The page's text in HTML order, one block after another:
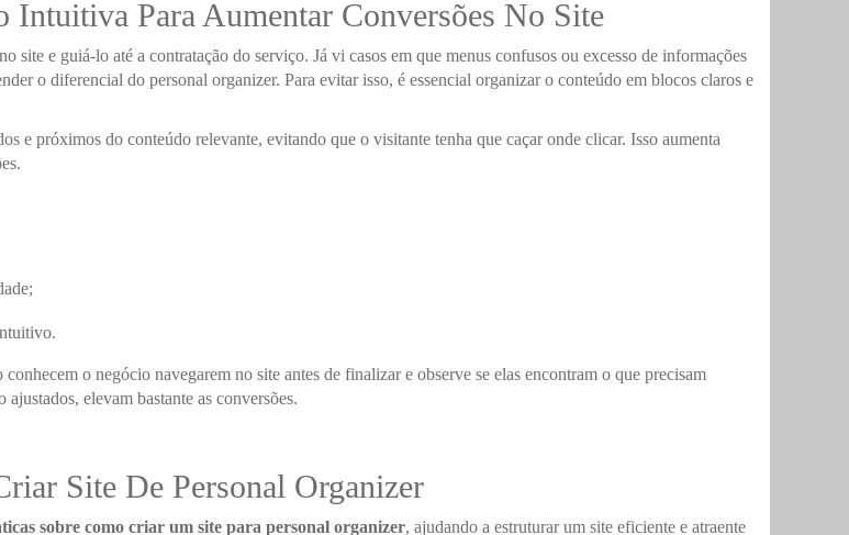
Para Aumentar Conversões No Site
site e guiá-lo até a contratação do serviço. Já vi casos em que menus confusos ou excesso de informações
o diferencial do personal organizer. Para evitar isso, é essencial organizar o conteúdo em blocos claros e
e próximos do conteúdo relevante, evitando que o visitante tenha que caçar onde clicar. Isso aumenta
o negócio navegarem no site antes de finalizar e observe se elas encontram o que precisam
elevam bastante as conversões.
Site De Personal Organizer
sobre como criar um site para personal organizer, ajudando a estruturar um site eficiente e atraente